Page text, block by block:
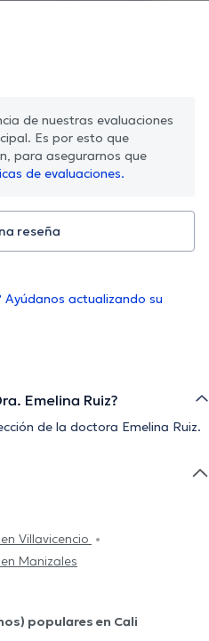
de nuestras evaluaciones
Es por esto que
para asegurarnos que
de evaluaciones.
reseña
Ayúdanos actualizando su
Emelina Ruiz?
de la doctora Emelina Ruiz.
Villavicencio
Manizales
populares en Cali